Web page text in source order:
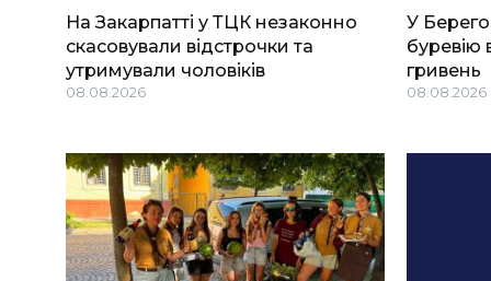
На Закарпатті у ТЦК незаконно
скасовували відстрочки та
утримували чоловіків
08.08.2026
У
буревію
гривень
08.08.2026